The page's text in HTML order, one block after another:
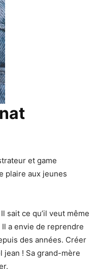
et game
plaire aux jeunes
sait ce qu’il veut même
a envie de reprendre
des années. Créer
jean ! Sa grand-mère